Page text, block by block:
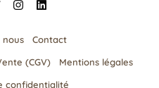
nous
Contact
(CGV)
Mentions légales
confidentialité